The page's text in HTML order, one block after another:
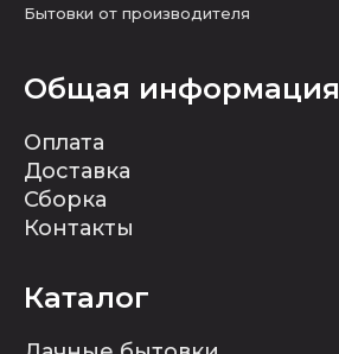
Бытовки от производителя
Общая информация
Оплата
Доставка
Сборка
Контакты
Каталог